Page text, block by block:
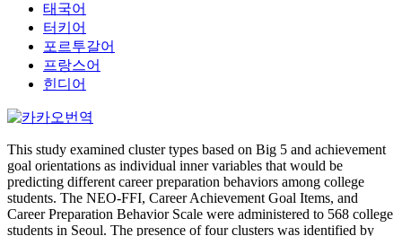
태국어
터키어
포르투갈어
프랑스어
힌디어
This study examined cluster types based on Big 5 and achievement
goal orientations as individual inner variables that would be
predicting different career preparation behaviors among college
students. The NEO-FFI, Career Achievement Goal Items, and
Career Preparation Behavior Scale were administered to 568 college
students in Seoul. The presence of four clusters was identified by